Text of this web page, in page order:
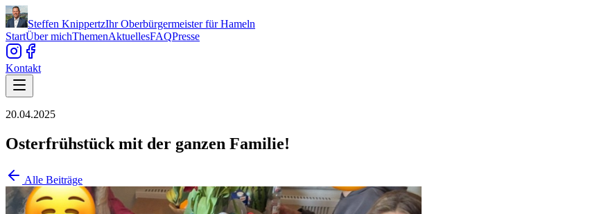
Steffen KnippertzIhr Oberbürgermeister für Hameln
StartÜber michThemenAktuellesFAQPresse
Kontakt
20.04.2025
Osterfrühstück mit der ganzen Familie!
Alle Beiträge